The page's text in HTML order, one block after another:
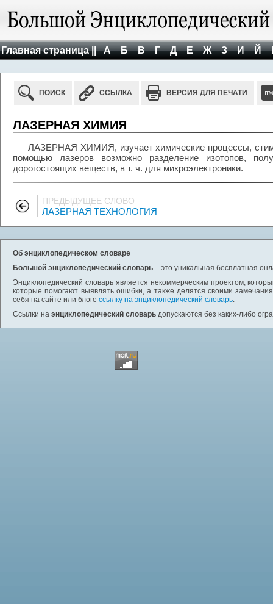
Главная страница || А Б В Г Д Е Ж З И Й
ПОИСК ССЫЛКА ВЕРСИЯ ДЛЯ ПЕЧАТИ
ЛАЗЕРНАЯ ХИМИЯ
ЛАЗЕРНАЯ ХИМИЯ, изучает химические процессы,
помощью лазеров возможно разделение изотопов,
дорогостоящих веществ, в т. ч. для микроэлектроники.
ПРЕДЫДУЩЕЕ СЛОВО
ЛАЗЕРНАЯ ТЕХНОЛОГИЯ
Об энциклопедическом словаре
Большой энциклопедический словарь – это уникальная бесплатная
Энциклопедический словарь является некоммерческим проектом,
которые помогают выявлять ошибки, а также делятся своими
себя на сайте или блоге ссылку на энциклопедический словарь.
Ссылки на энциклопедический словарь допускаются без каких-либо